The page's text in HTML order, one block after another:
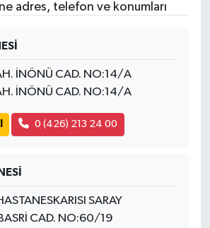
adres, telefon ve konumları
İNÖNÜ CAD. NO:14/A
İNÖNÜ CAD. NO:14/A
0 (426) 213 24 00
SARAY
CAD. NO:60/19